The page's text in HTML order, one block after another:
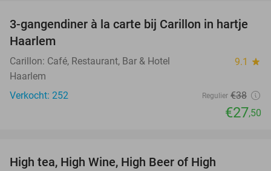
28%
3-gangendiner à la carte bij Carillon in hartje
Haarlem
Carillon: Café, Restaurant, Bar & Hotel 9.1 star
Haarlem
Verkocht: 252
Regulier €38
€27,50
High tea, High Wine, High Beer of High